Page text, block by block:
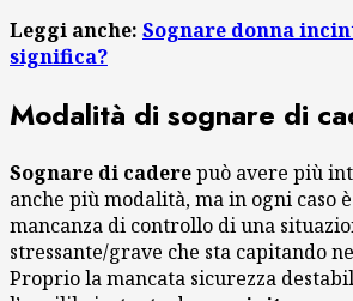
Leggi anche: Sognare donna
significa?
Modalità di sognare di
Sognare di caderepuò avere più
anche più modalità, ma in ogni caso
mancanza di controllo di una
stressante/grave che sta capitando
Proprio la mancata sicurezza